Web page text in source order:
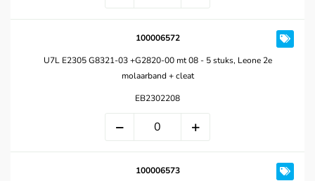
100006572
U7L E2305 G8321-03 +G2820-00 mt 08 - 5 stuks, Leone 2e
molaarband + cleat
EB2302208
100006573